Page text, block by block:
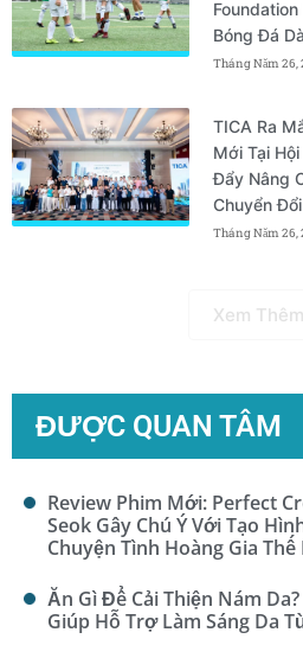
Bóng Đá
Tháng Năm 26,
TICA Ra
Mới Tại
Đẩy Nâng
Chuyển
Tháng Năm 26,
Xem
ĐƯỢC QUAN TÂM
Review Phim Mới: Perfect
Seok Gây Chú Ý Với Tạo
Chuyện Tình Hoàng Gia Thế
Ăn Gì Để Cải Thiện Nám
Giúp Hỗ Trợ Làm Sáng Da